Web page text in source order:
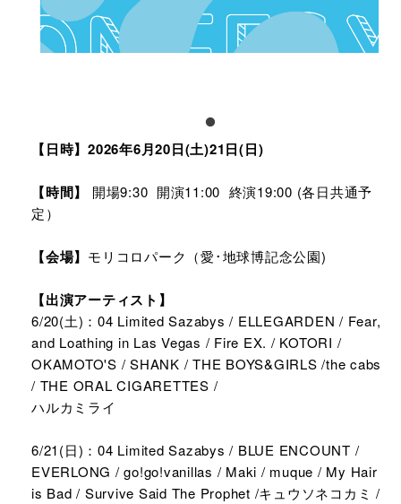
【日時】2026年6月20日(土)21日(日)
【時間】
開場9:30 開演11:00 終演19:00 (各日共通予
定）
【会場】 モリコロパーク（愛･地球博記念公園)
【出演アーティスト】
6/20(土)：04 Limited Sazabys / ELLEGARDEN / Fear,
and Loathing in Las Vegas / Fire EX. / KOTORI /
OKAMOTO'S / SHANK / THE BOYS&GIRLS /the cabs
/ THE ORAL CIGARETTES /
ハルカミライ
6/21(日)：04 Limited Sazabys / BLUE ENCOUNT /
EVERLONG / go!go!vanillas / Maki / muque / My Hair
is Bad / Survive Said The Prophet /キュウソネコカミ /